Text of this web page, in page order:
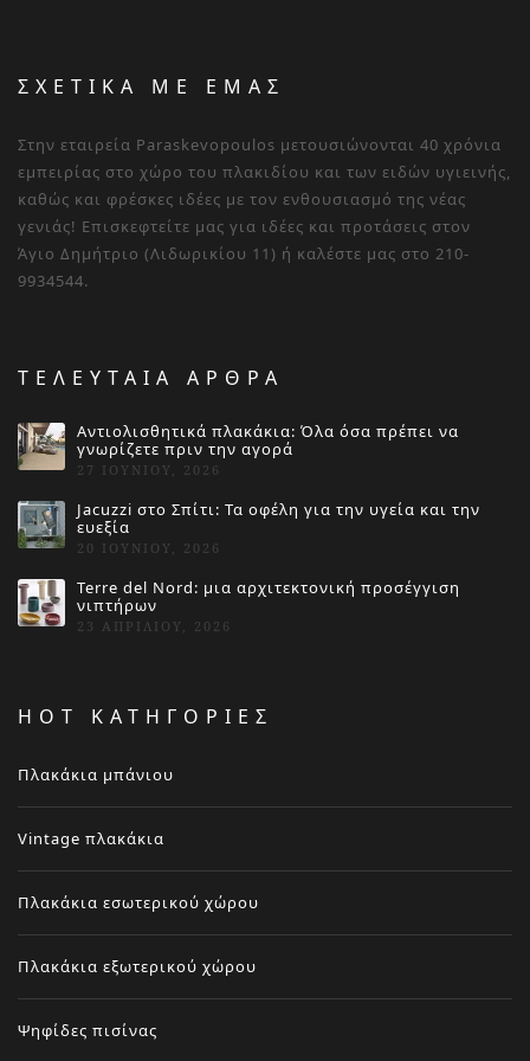
ΣΧΕΤΙΚΑ ΜΕ ΕΜΑΣ
Στην εταιρεία Paraskevopoulos μετουσιώνονται 40 χρόνια
εμπειρίας στο χώρο του πλακιδίου και των ειδών υγιεινής,
καθώς και φρέσκες ιδέες με τον ενθουσιασμό της νέας
γενιάς! Επισκεφτείτε μας για ιδέες και προτάσεις στον
Άγιο Δημήτριο (Λιδωρικίου 11) ή καλέστε μας στο 210-
9934544.
ΤΕΛΕΥΤΑΙΑ ΑΡΘΡΑ
Αντιολισθητικά πλακάκια: Όλα όσα πρέπει να
γνωρίζετε πριν την αγορά
27 ΙΟΥΝΊΟΥ, 2026
Jacuzzi στο Σπίτι: Τα οφέλη για την υγεία και την
ευεξία
20 ΙΟΥΝΊΟΥ, 2026
Terre del Nord: μια αρχιτεκτονική προσέγγιση
νιπτήρων
23 ΑΠΡΙΛΊΟΥ, 2026
HOT ΚΑΤΗΓΟΡΙΕΣ
Πλακάκια μπάνιου
Vintage πλακάκια
Πλακάκια εσωτερικού χώρου
Πλακάκια εξωτερικού χώρου
Ψηφίδες πισίνας